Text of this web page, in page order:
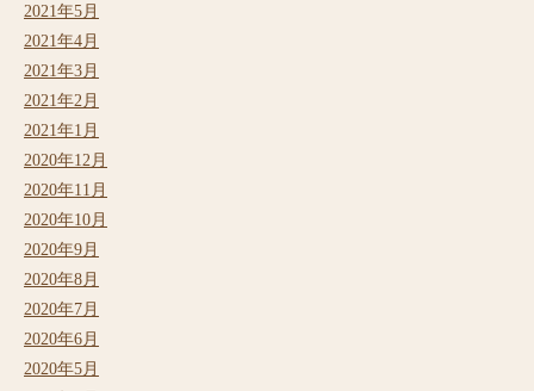
2021年5月
2021年4月
2021年3月
2021年2月
2021年1月
2020年12月
2020年11月
2020年10月
2020年9月
2020年8月
2020年7月
2020年6月
2020年5月